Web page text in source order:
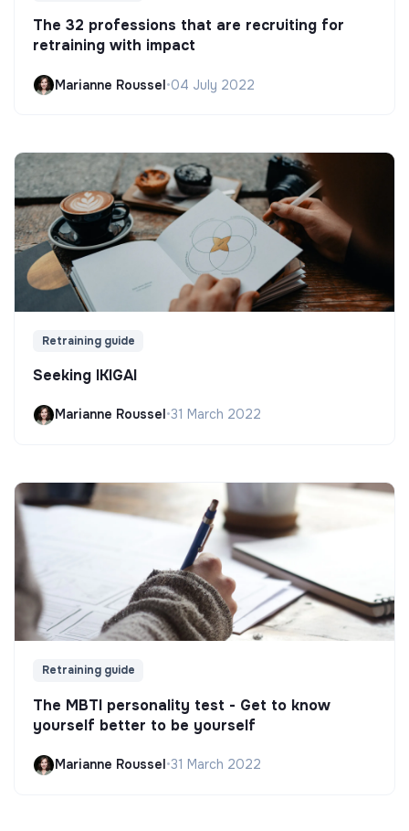
The 32 professions that are recruiting for
retraining with impact
Marianne Roussel•04 July 2022
Retraining guide
Seeking IKIGAI
Marianne Roussel •31 March 2022
Retraining guide
The MBTI personality test - Get to know
yourself better to be yourself
Marianne Roussel•31 March 2022